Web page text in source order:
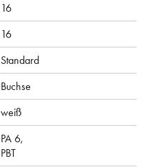
16
16
Standard
Buchse
weiß
PA 6,
PBT